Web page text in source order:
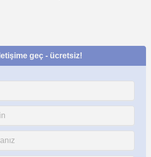
İletişime geç - ücretsiz!